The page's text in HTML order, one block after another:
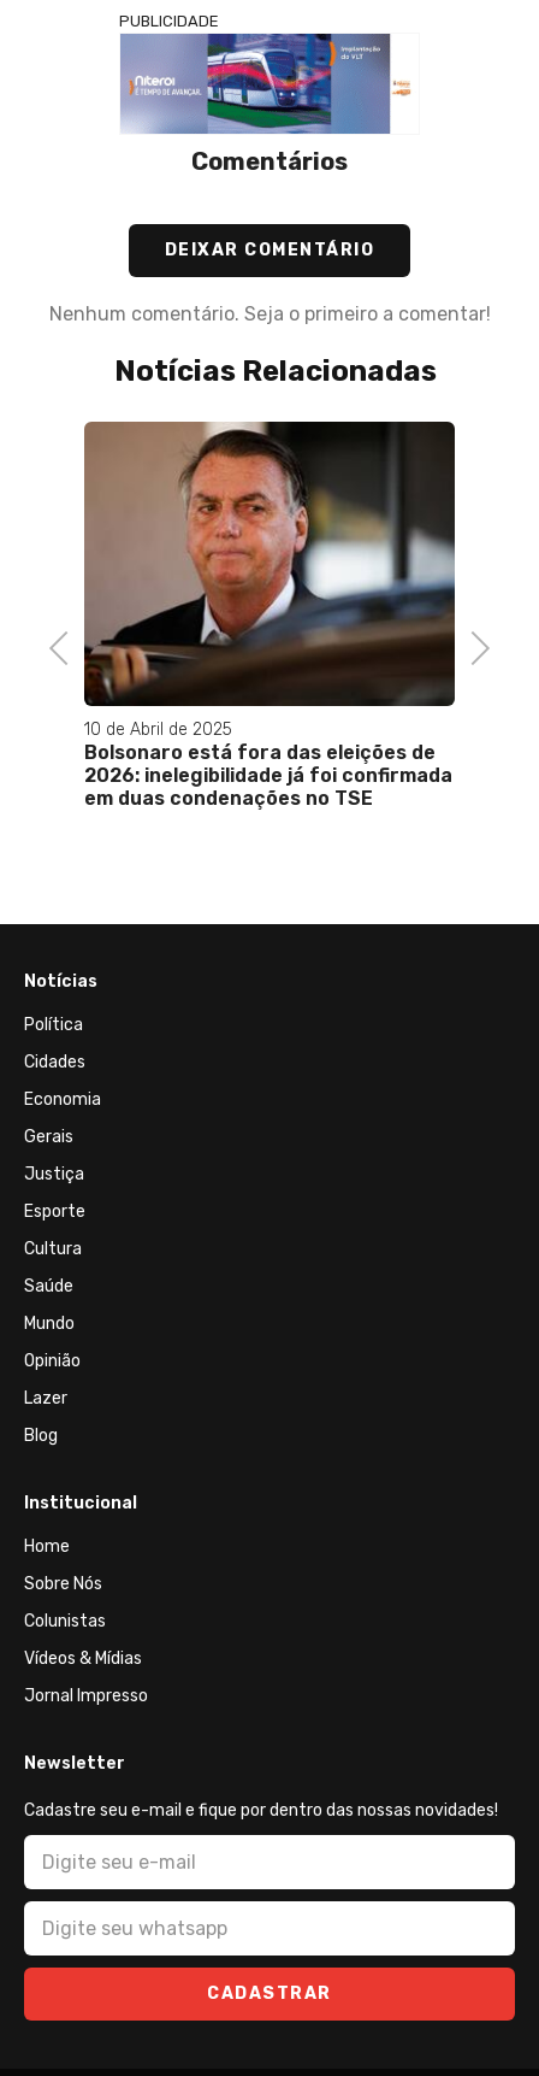
PUBLICIDADE
Comentários
DEIXAR COMENTÁRIO
Nenhum comentário. Seja o primeiro a comentar!
Notícias Relacionadas
Previous
10 de Abril de 2025
Bolsonaro está fora das eleições de
2026: inelegibilidade já foi confirmada
em duas condenações no TSE
Next
Notícias
Política
Cidades
Economia
Gerais
Justiça
Esporte
Cultura
Saúde
Mundo
Opinião
Lazer
Blog
Institucional
Home
Sobre Nós
Colunistas
Vídeos & Mídias
Jornal Impresso
Newsletter
Cadastre seu e-mail e fique por dentro das nossas novidades!
CADASTRAR